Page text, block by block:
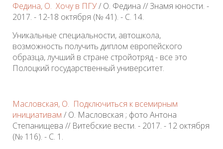
Федина, О. Хочу в ПГУ/ О. Федина // Знамя юности. -
2017. - 12-18 октября (№ 41). - С. 14.
Уникальные специальности, автошкола,
возможность получить диплом европейского
образца, лучший в стране стройотряд - все это
Полоцкий государственный университет.
Масловская, О. Подключиться к всемирным
инициативам / О. Масловская ; фото Антона
Степанищева // Витебские вести. - 2017. - 12 октября
(№ 116). - С. 1.